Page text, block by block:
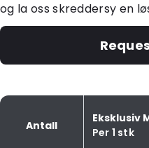
og la oss skreddersy en
Antall
Eksklusiv
Per 1 stk